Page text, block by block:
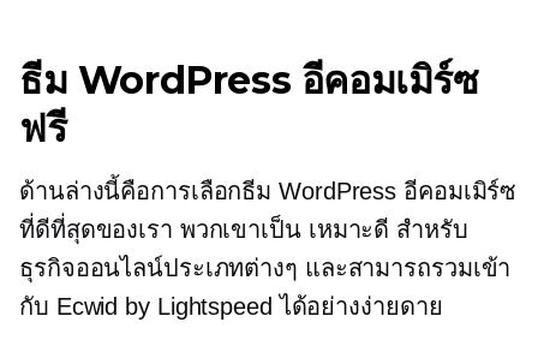
ธีม WordPress อีคอมเมิร์ซ
ฟรี
ด้านล่างนี้คือการเลือกธีม WordPress อีคอมเมิร์ซ
ที่ดีที่สุดของเรา พวกเขาเป็น เหมาะดี สำหรับ
ธุรกิจออนไลน์ประเภทต่างๆ และสามารถรวมเข้า
กับ Ecwid by Lightspeed ได้อย่างง่ายดาย